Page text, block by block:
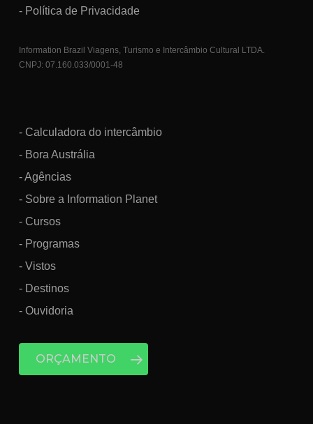
- Política de Privacidade
Information Brazil Viagens, Turismo e Intercâmbio Cultural LTDA.
CNPJ: 07.160.033/0001-48
- Calculadora do intercâmbio
- Bora Austrália
- Agências
- Sobre a Information Planet
- Cursos
- Programas
- Vistos
- Destinos
- Ouvidoria
ORÇAMENTO